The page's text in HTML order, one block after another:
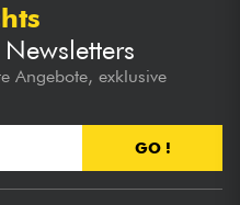
Angebote, exklusive
GO !